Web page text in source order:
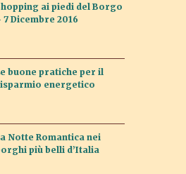
ai piedi del Borgo
7 Dicembre 2016
buone pratiche per il
energetico
Notte Romantica nei
più belli d’Italia